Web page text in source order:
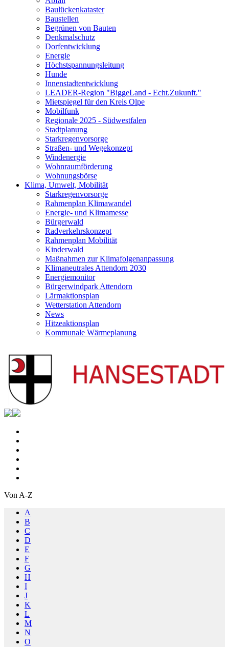
Baulückenkataster
Baustellen
Begrünen von Bauten
Denkmalschutz
Dorfentwicklung
Energie
Höchstspannungsleitung
Hunde
Innenstadtentwicklung
LEADER-Region "BiggeLand - Echt.Zukunft."
Mietspiegel für den Kreis Olpe
Mobilfunk
Regionale 2025 - Südwestfalen
Stadtplanung
Starkregenvorsorge
Straßen- und Wegekonzept
Windenergie
Wohnraumförderung
Wohnungsbörse
Klima, Umwelt, Mobilität
Starkregenvorsorge
Rahmenplan Klimawandel
Energie- und Klimamesse
Bürgerwald
Radverkehrskonzept
Rahmenplan Mobilität
Kinderwald
Maßnahmen zur Klimafolgenanpassung
Klimaneutrales Attendorn 2030
Energiemonitor
Bürgerwindpark Attendorn
Lärmaktionsplan
Wetterstation Attendorn
News
Hitzeaktionsplan
Kommunale Wärmeplanung
Von A-Z
A
B
C
D
E
F
G
H
I
J
K
L
M
N
O